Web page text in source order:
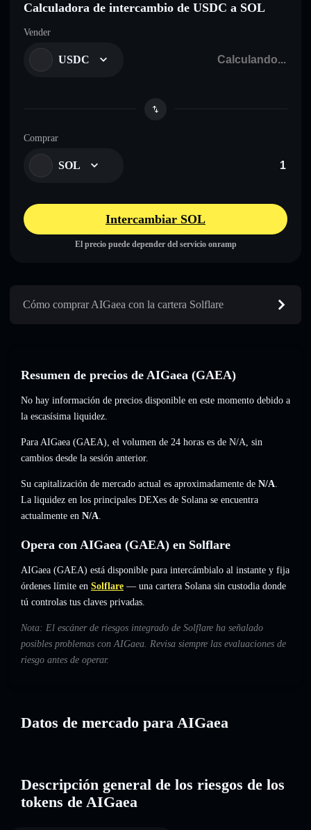
Calculadora de intercambio de USDC a SOL
Vender
USDC
Comprar
SOL
Intercambiar SOL
El precio puede depender del servicio onramp
Cómo comprar AIGaea con la cartera Solflare
Resumen de precios de AIGaea (GAEA)
No hay información de precios disponible en este momento debido a
la escasísima liquidez.
Para AIGaea (GAEA), el volumen de 24 horas es de N/A, sin
cambios desde la sesión anterior.
Su capitalización de mercado actual es aproximadamente de N/A.
La liquidez en los principales DEXes de Solana se encuentra
actualmente en N/A.
Opera con AIGaea (GAEA) en Solflare
AIGaea (GAEA) está disponible para intercámbialo al instante y fija
órdenes límite en Solflare — una cartera Solana sin custodia donde
tú controlas tus claves privadas.
Nota: El escáner de riesgos integrado de Solflare ha señalado
posibles problemas con AIGaea. Revisa siempre las evaluaciones de
riesgo antes de operar.
Datos de mercado para AIGaea
Descripción general de los riesgos de los
tokens de AIGaea